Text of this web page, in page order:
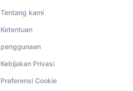
Tentang kami
Ketentuan
penggunaan
Kebijakan Privasi
Preferensi Cookie